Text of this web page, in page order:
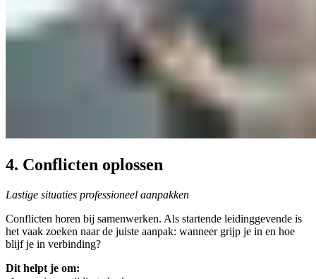
4. Conflicten oplossen
Lastige situaties professioneel aanpakken
Conflicten horen bij samenwerken. Als startende leidinggevende is
het vaak zoeken naar de juiste aanpak: wanneer grijp je in en hoe
blijf je in verbinding?
Dit helpt je om: